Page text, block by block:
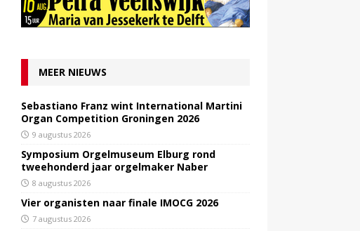
MEER NIEUWS
Sebastiano Franz wint International Martini
Organ Competition Groningen 2026
9 augustus 2026
Symposium Orgelmuseum Elburg rond
tweehonderd jaar orgelmaker Naber
8 augustus 2026
Vier organisten naar finale IMOCG 2026
7 augustus 2026